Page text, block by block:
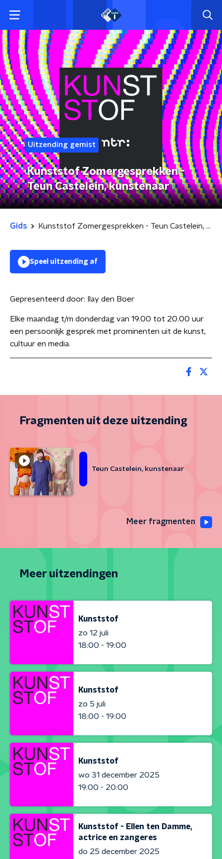
Uitzending gemist
Kunststof Zomergesprekken -
Teun Castelein, kunstenaar
Gids Kunststof Zomergesprekken - Teun Castelein, kunstenaar
Speel uitzending af
Gepresenteerd door: Ilay den Boer
Elke maandag t/m donderdag van 19.00 tot 20.00 uur
een persoonlijk gesprek met prominenten uit de kunst,
cultuur en media.
Fragmenten uit deze uitzending
Teun Castelein, kunstenaar
Meer fragmenten
Meer uitzendingen
Kunststof
zo 12 juli
18:00 - 19:00
Kunststof
zo 5 juli
18:00 - 19:00
Kunststof
wo 31 december 2025
19:00 - 20:00
Kunststof - Ellen ten Damme,
actrice en zangeres
do 25 december 2025